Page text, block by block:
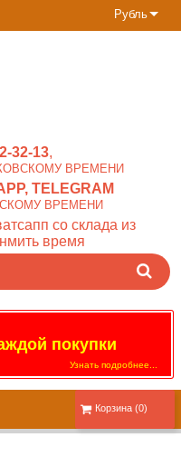
Рубль
32-13
ВРЕМЕНИ
TELEGRAM
ВРЕМЕНИ
со склада из
время
покупки
Узнать подробнее...
Корзина (0)